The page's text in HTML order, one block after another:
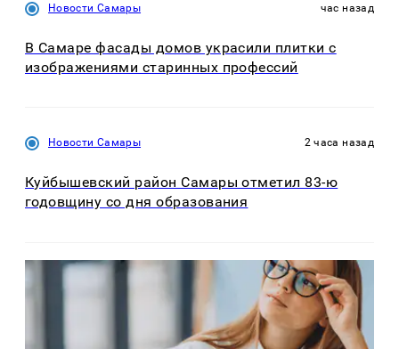
Новости Самары час назад
В Самаре фасады домов украсили плитки с
изображениями старинных профессий
Новости Самары 2 часа назад
Куйбышевский район Самары отметил 83-ю
годовщину со дня образования